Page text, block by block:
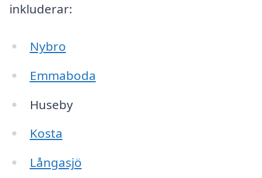
inkluderar:
Nybro
Emmaboda
Huseby
Kosta
Långasjö